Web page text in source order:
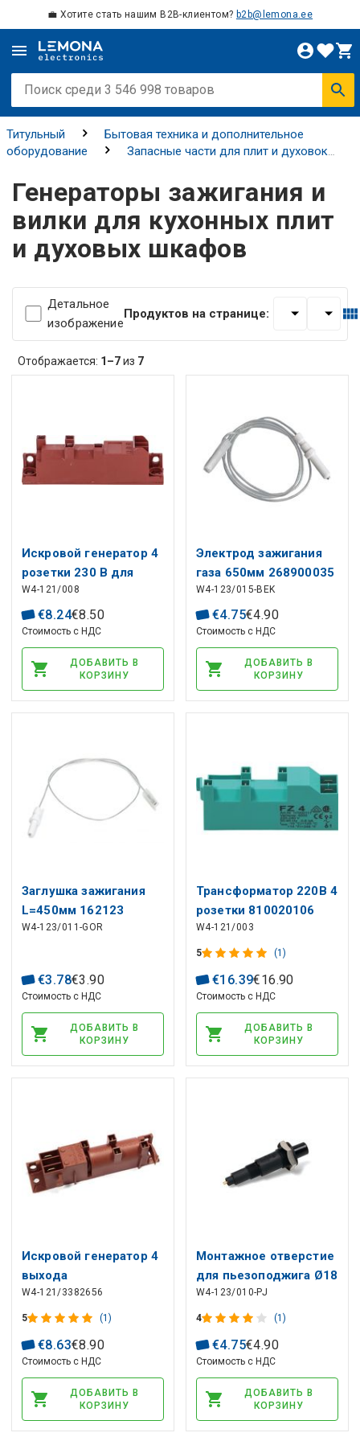
💼 Хотите стать нашим B2B-клиентом? b2b@lemona.ee
Титульный
Бытовая техника и дополнительное
оборудование
Запасные части для плит и духовок
духовых шкафов
Генераторы зажигания и
вилки для кухонных плит
и духовых шкафов
Детальное
изображение
Продуктов на странице:
Отображается: 1–7из 7
Искровой генератор 4
розетки 230 В для
профессионального
оборудования,
универсальный
W4-121/008
€8.24€8.50
Стоимость с НДС
ДОБАВИТЬ В
КОРЗИНУ
Электрод зажигания
газа 650мм 268900035
BEKO, ARCELIK
W4-123/015-BEK
€4.75€4.90
Стоимость с НДС
ДОБАВИТЬ В
КОРЗИНУ
Заглушка зажигания
L=450мм 162123
GORENJE для
W4-123/011-GOR
€3.78€3 .90
Стоимость с НДС
ДОБАВИТЬ В
КОРЗИНУ
Трансформатор 220В 4
розетки 810020106
SMEG
W4-121/003
5 (1)
€16.39€16.90
Стоимость с НДС
ДОБАВИТЬ В
КОРЗИНУ
Искровой генератор 4
выхода
W4-121/3382656
5 (1)
€8.63€8.90
Стоимость с НДС
ДОБАВИТЬ В
КОРЗИНУ
Монтажное отверстие
для пьезоподжига Ø18
мм (Faston M Ø2,4 мм),
черный
W4-123/010-PJ
4 (1)
€4.75€4.90
Стоимость с НДС
ДОБАВИТЬ В
КОРЗИНУ